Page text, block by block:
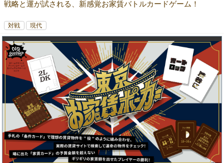
戦略と運が試される、新感覚お家賃バトルカードゲーム！
対戦 現代